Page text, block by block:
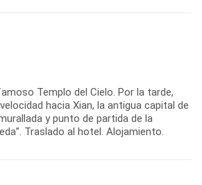
Templo del Cielo. Por la tarde,
hacia Xian, la antigua capital de
y punto de partida de la